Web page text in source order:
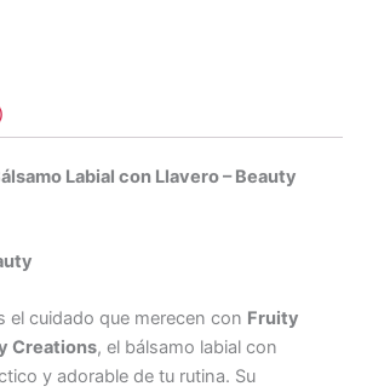
Labial con Llavero – Beauty
el cuidado que merecen con Fruity
Creations, el bálsamo labial con
y adorable de tu rutina. Su